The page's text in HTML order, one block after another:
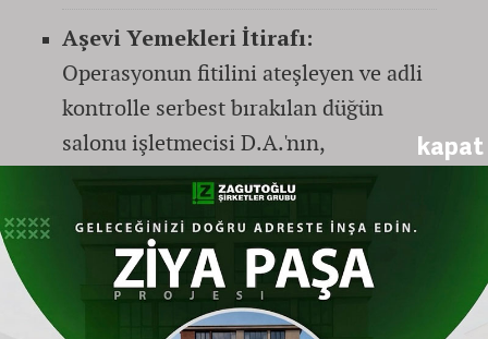
kapat
Aşevi Yemekleri İtirafı:
Operasyonun fitilini ateşleyen ve adli
kontrolle serbest bırakılan düğün
salonu işletmecisi D.A.'nın,
"Belediyenin aşevi yemeklerini kendi
şirketim hazırlamış gibi gösterip
belediyeye fatura kestik, parayı da
elden yöneticilere verdik"itirafı
sorulan S.Y., bu durumu kısmen kabul